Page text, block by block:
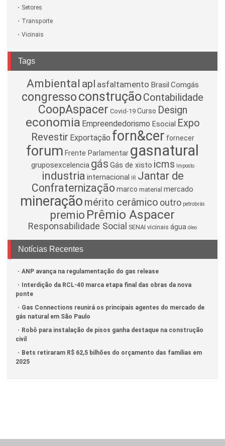
Setores
Transporte
Vicinais
Tags
Ambiental apl asfaltamento Brasil Comgás
congressoconstruçãoContabilidade
CoopAspacer Covid-19 Curso Design
economia Empreendedorismo Esocial Expo
Revestir Exportação forn&cer fornecer
forum Frente Parlamentar gasnatural
gruposexcelencia gás Gás de xisto icms Imposto
industria internacional IR Jantar de
Confraternização marco material mercado
mineração mérito cerâmico outro petrobrás
premio Prêmio Aspacer
Responsabilidade Social SENAI vicinais água óleo
Notícias Recentes
ANP avança na regulamentação do gas release
Interdição da RCL-40 marca etapa final das obras da nova
ponte
Gas Connections reunirá os principais agentes do mercado de
gás natural em São Paulo
Robô para instalação de pisos ganha destaque na construção
civil
Bets retiraram R$ 62,5 bilhões do orçamento das famílias em
2025